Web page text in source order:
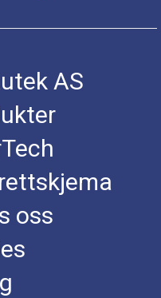
AS
oss